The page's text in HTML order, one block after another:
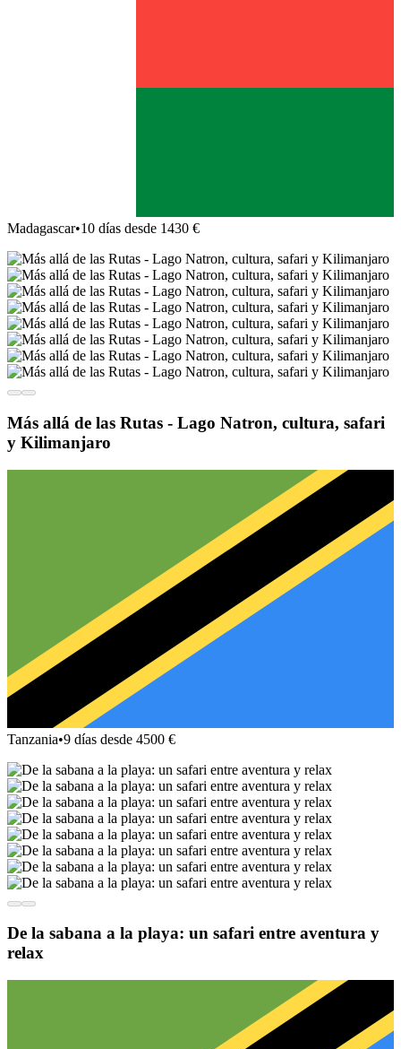
Madagascar•10 días desde 1430 €
Más allá de las Rutas - Lago Natron, cultura, safari
y Kilimanjaro
Tanzania•9 días desde 4500 €
De la sabana a la playa: un safari entre aventura y
relax